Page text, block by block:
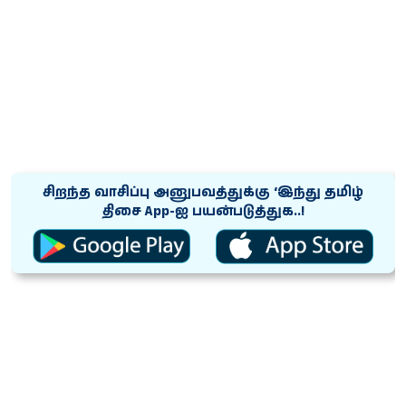
சிறந்த வாசிப்பு அனுபவத்துக்கு ‘இந்து தமிழ்
திசை App-ஐ பயன்படுத்துக..!